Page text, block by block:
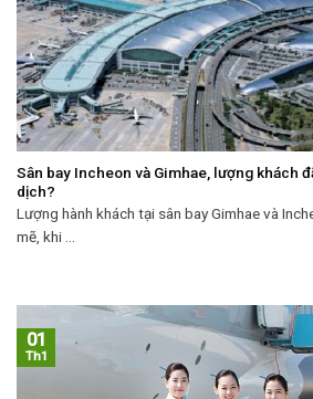
Sân bay Incheon và Gimhae, lượng khách
dịch?
Lượng hành khách tại sân bay Gimhae và
mẽ, khi ...
01
Th1